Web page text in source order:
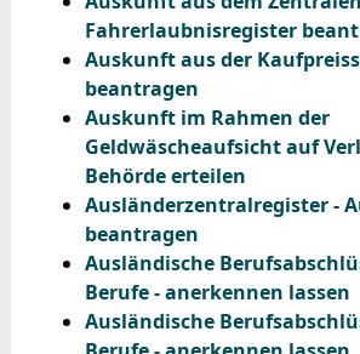
Fahrerlaubnisregister
Auskunft aus der
beantragen
Auskunft im Rahmen der
Geldwäscheaufsicht auf
Behörde erteilen
Ausländerzentralregister -
beantragen
Ausländische
Berufe - anerkennen lassen
Ausländische